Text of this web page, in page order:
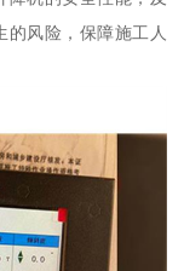
的风险，保障施工人